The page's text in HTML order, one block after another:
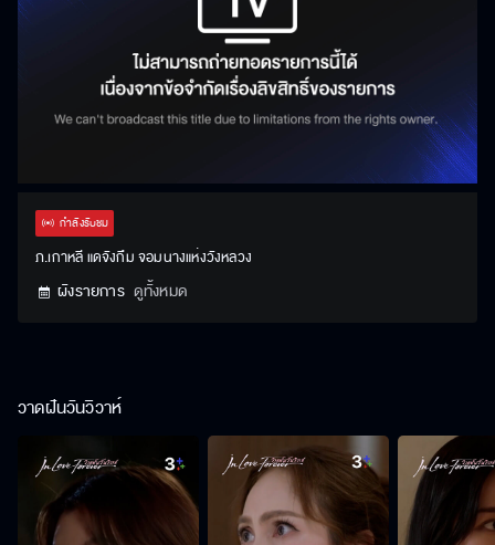
กำลังรับชม
ภ.เกาหลี แดจังกึม จอมนางแห่งวังหลวง
ผังรายการ ดูทั้งหมด
วาดฝันวันวิวาห์